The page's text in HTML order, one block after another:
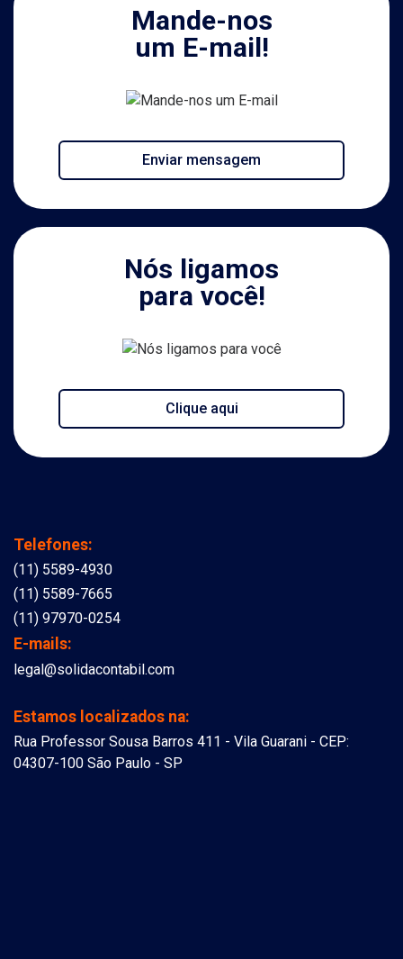
Mande-nos
um E-mail!
Enviar mensagem
Nós ligamos
para você!
Clique aqui
Telefones:
(11) 5589-4930
(11) 5589-7665
(11) 97970-0254
E-mails:
legal@solidacontabil.com
Estamos localizados na:
Rua Professor Sousa Barros 411 - Vila Guarani - CEP:
04307-100 São Paulo - SP